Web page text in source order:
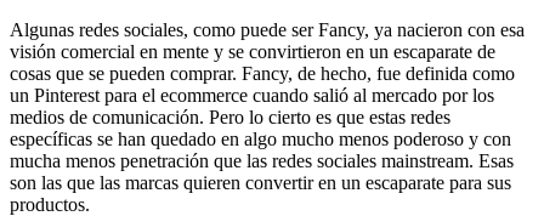
Algunas redes sociales, como puede ser Fancy, ya nacieron con esa
visión comercial en mente y se convirtieron en un escaparate de
cosas que se pueden comprar. Fancy, de hecho, fue definida como
un Pinterest para el ecommerce cuando salió al mercado por los
medios de comunicación. Pero lo cierto es que estas redes
específicas se han quedado en algo mucho menos poderoso y con
mucha menos penetración que las redes sociales mainstream. Esas
son las que las marcas quieren convertir en un escaparate para sus
productos.